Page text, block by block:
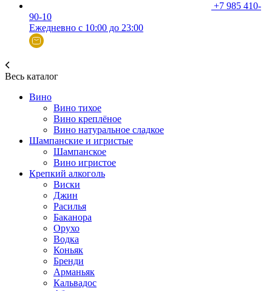
+7 985 410-
90-10
Ежедневно с 10:00 до 23:00
Весь каталог
Вино
Вино тихое
Вино креплёное
Вино натуральное сладкое
Шампанские и игристые
Шампанское
Вино игристое
Крепкий алкоголь
Виски
Джин
Расилья
Баканора
Орухо
Водка
Коньяк
Бренди
Арманьяк
Кальвадос